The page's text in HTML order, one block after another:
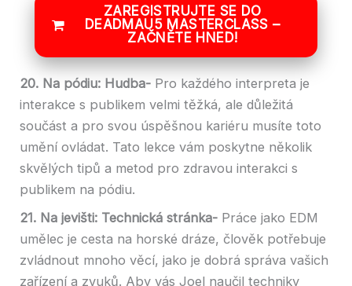
ZAREGISTRUJTE SE DO
DEADMAU5 MASTERCLASS –
ZAČNĚTE HNED!
20. Na pódiu: Hudba- Pro každého interpreta je
interakce s publikem velmi těžká, ale důležitá
součást a pro svou úspěšnou kariéru musíte toto
umění ovládat. Tato lekce vám poskytne několik
skvělých tipů a metod pro zdravou interakci s
publikem na pódiu.
21. Na jevišti: Technická stránka- Práce jako EDM
umělec je cesta na horské dráze, člověk potřebuje
zvládnout mnoho věcí, jako je dobrá správa vašich
zařízení a zvuků. Aby vás Joel naučil techniky